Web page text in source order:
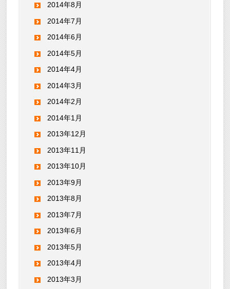
2014年8月
2014年7月
2014年6月
2014年5月
2014年4月
2014年3月
2014年2月
2014年1月
2013年12月
2013年11月
2013年10月
2013年9月
2013年8月
2013年7月
2013年6月
2013年5月
2013年4月
2013年3月